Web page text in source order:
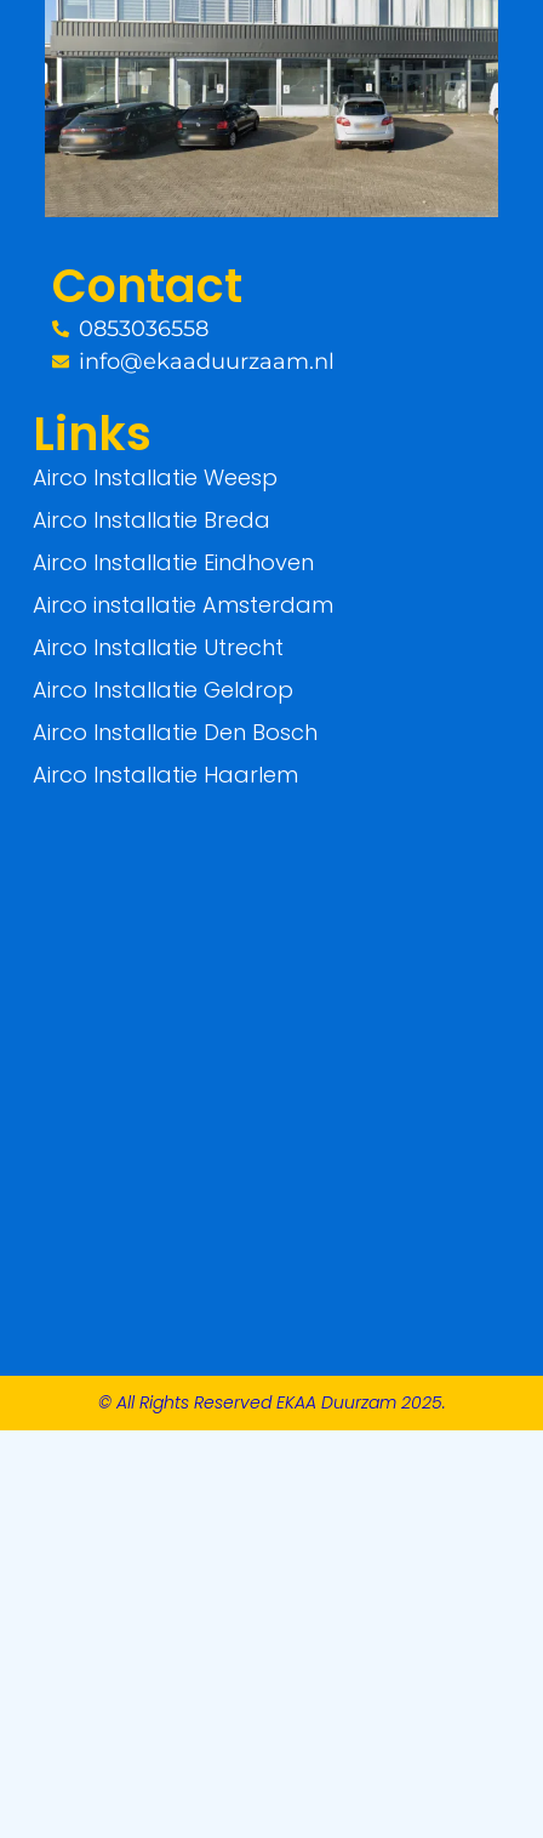
c
e
b
o
k
-
i
t
t
e
Contact
0853036558
info@ekaaduurzaam.nl
Links
Airco Installatie Weesp
Airco Installatie Breda
Airco Installatie Eindhoven
Airco installatie Amsterdam
Airco Installatie Utrecht
Airco Installatie Geldrop
Airco Installatie Den Bosch
Airco Installatie Haarlem
© All Rights Reserved EKAA Duurzam 2025.